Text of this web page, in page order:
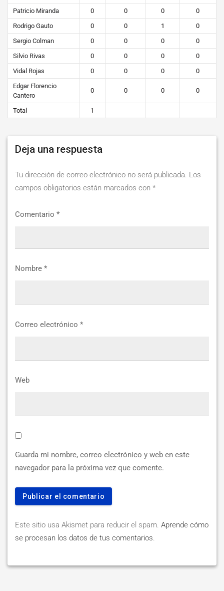
Patricio Miranda
0 0 0
0
Rodrigo Gauto
0 0 1
0
Sergio Colman
0 0 0
0
Silvio Rivas
0 0 0
0
Vidal Rojas
0 0 0
0
Edgar Florencio
Cantero
0 0 0 0
Total 1
Deja una respuesta
Tu dirección de correo electrónico no será publicada. Los
campos obligatorios están marcados con *
Comentario *
Nombre *
Correo electrónico *
Web
Guarda mi nombre, correo electrónico y web en este
navegador para la próxima vez que comente.
Este sitio usa Akismet para reducir el spam. Aprende cómo
se procesan los datos de tus comentarios.